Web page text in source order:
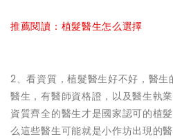
推薦閱讀：植髮醫生怎么選擇
2、看資質，植髮醫生好不好，醫
醫生，有醫師資格證，以及醫生執
資質齊全的醫生才是國家認可的植
么這些醫生可能就是小作坊出現的